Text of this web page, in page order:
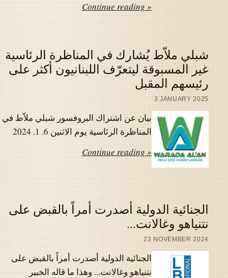
Continue reading »
شبلي ملاّط يُشارك في المناظرة الرئاسية
غير المسبوقة ليتعرّف اللبنانيون أكثر على
رئيسهم المقبل
3 JANUARY 2025
بيان عن اشتراك البروفسور شبلي ملاّط في
المناظرة الرئاسية يوم الاثنين 6. 1. 2024
Continue reading »
الجنائية الدولية أصدرت أمراً بالقبض على
نتنياهو وغالانت...
23 NOVEMBER 2024
الجنائية الدولية أصدرت أمراً بالقبض على
نتنياهو وغالانت... وهذا ما قاله الخبير